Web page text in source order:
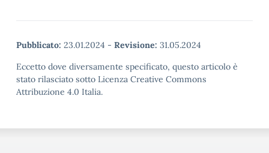
Pubblicato: 23.01.2024 - Revisione: 31.05.2024
Eccetto dove diversamente specificato, questo articolo è
stato rilasciato sotto Licenza Creative Commons
Attribuzione 4.0 Italia.